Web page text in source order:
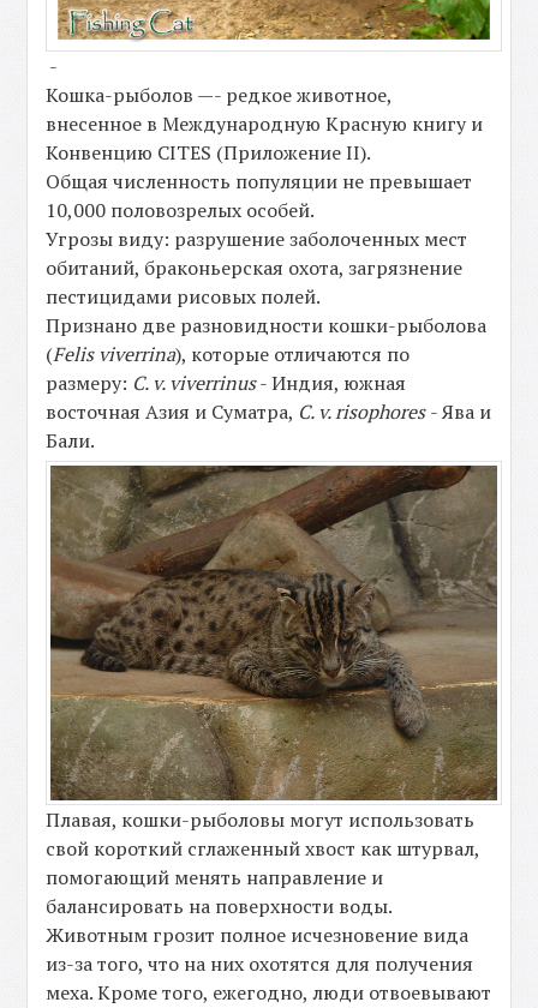
-
Кошка-рыболов —- редкое животное,
внесенное в Международную Красную книгу и
Конвенцию CITES (Приложение II).
Общая численность популяции не превышает
10,000 половозрелых особей.
Угрозы виду: разрушение заболоченных мест
обитаний, браконьерская охота, загрязнение
пестицидами рисовых полей.
Признано две разновидности кошки-рыболова
(Felis viverrina), которые отличаются по
размеру: С. v. viverrinus- Индия, южная
восточная Азия и Суматра, С. v. risophores- Ява и
Бали.
Плавая, кошки-рыболовы могут использовать
свой короткий сглаженный хвост как штурвал,
помогающий менять направление и
балансировать на поверхности воды.
Животным грозит полное исчезновение вида
из-за того, что на них охотятся для получения
меха. Кроме того, ежегодно, люди отвоевывают